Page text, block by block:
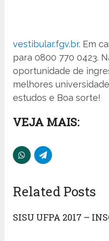
vestibular.fgv.br. Em
para 0800 770 0423.
oportunidade de
melhores
estudos e Boa sorte!
VEJA MAIS:
Related Posts
SISU UFPA 2017 –